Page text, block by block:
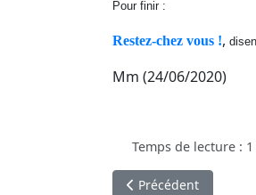
Pour finir :
Restez-chez vous !,
Mm (24/06/2020)
Temps de lecture :
Article précédent :
Précédent